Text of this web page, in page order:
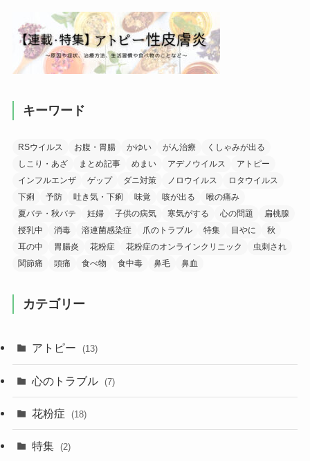
キーワード
RSウイルス お腹・胃腸 かゆい がん治療
くしゃみが出る
しこり・あざ
まとめ記事 めまい アデノウイルス
アトピー
インフルエンザ
ゲップ ダニ対策 ノロウイルス
ロタウイルス
下痢
予防 吐き気・下痢 味覚 咳が出る
喉の痛み
夏バテ・秋バテ
妊婦 子供の病気 寒気がする 心の問題
扁桃腺
授乳中
消毒 溶連菌感染症 爪のトラブル 特集 目やに
秋
耳の中
胃腸炎 花粉症 花粉症のオンラインクリニック
虫刺され
関節痛
頭痛 食べ物 食中毒 鼻毛 鼻血
カテゴリー
アトピー (13)
心のトラブル (7)
花粉症 (18)
特集 (2)